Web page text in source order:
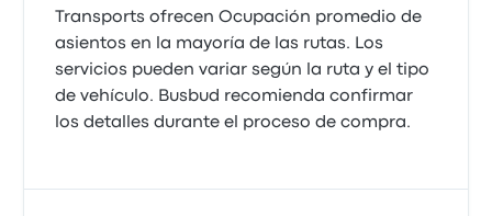
Transports ofrecen Ocupación promedio de
asientos en la mayoría de las rutas. Los
servicios pueden variar según la ruta y el tipo
de vehículo. Busbud recomienda confirmar
los detalles durante el proceso de compra.